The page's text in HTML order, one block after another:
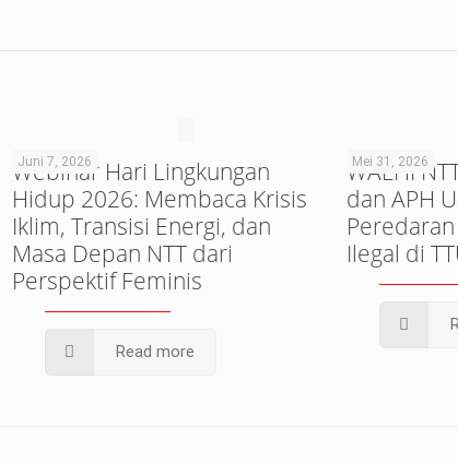
Juni 7, 2026
Webinar Hari Lingkungan
Hidup 2026: Membaca Krisis
Iklim, Transisi Energi, dan
Masa Depan NTT dari
Perspektif Feminis
Read more
Mei 31, 2026
WALHI
dan APH
Ilegal di